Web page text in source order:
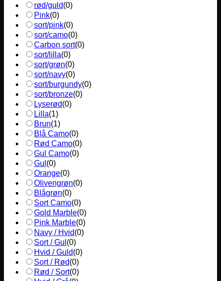
rød/guld(0)
Pink(0)
sort/pink(0)
sort/camo(0)
Carbon sort(0)
sort/lilla(0)
sort/grøn(0)
sort/navy(0)
sort/burgundy(0)
sort/bronze(0)
Lyserød(0)
Lilla(1)
Brun(1)
Blå Camo(0)
Rød Camo(0)
Gul Camo(0)
Gul (0)
Orange(0)
Olivengrøn(0)
Blågrøn(0)
Sort Camo(0)
Gold Marble(0)
Pink Marble(0)
Navy / Hvid(0)
Sort / Gul (0)
Hvid / Guld(0)
Sort / Rød(0)
Rød / Sort(0)